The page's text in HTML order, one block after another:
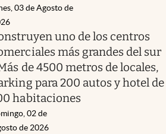
03 de Agosto de
uno de los centros
más grandes del sur
Más de 4500 metros de locales,
para 200 autos y hotel de
habitaciones
02 de
de 2026